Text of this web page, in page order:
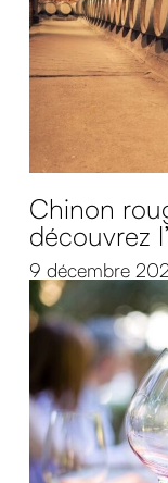
Chinon
découvrez
9 décembre